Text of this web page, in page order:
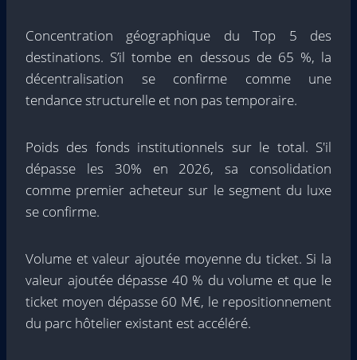
Concentration géographique du Top 5 des
destinations. S’il tombe en dessous de 65 %, la
décentralisation se confirme comme une
tendance structurelle et non pas temporaire.
Poids des fonds institutionnels sur le total. S'il
dépasse les 30% en 2026, sa consolidation
comme premier acheteur sur le segment du luxe
se confirme.
Volume et valeur ajoutée moyenne du ticket. Si la
valeur ajoutée dépasse 40 % du volume et que le
ticket moyen dépasse 60 M€, le repositionnement
du parc hôtelier existant est accéléré.